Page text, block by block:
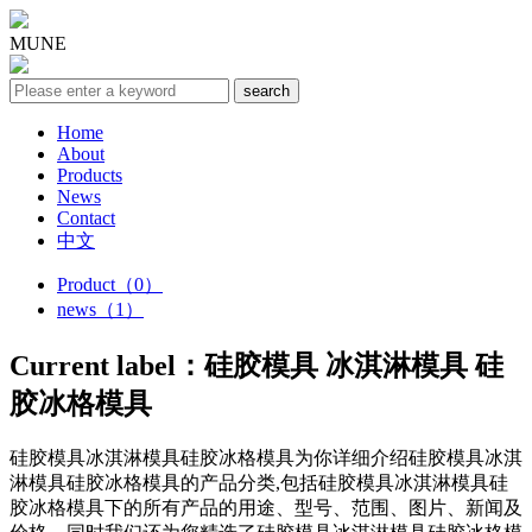
MUNE
Home
About
Products
News
Contact
中文
Product（0）
news（1）
Current label：硅胶模具 冰淇淋模具 硅
胶冰格模具
硅胶模具冰淇淋模具硅胶冰格模具为你详细介绍硅胶模具冰淇
淋模具硅胶冰格模具的产品分类,包括硅胶模具冰淇淋模具硅
胶冰格模具下的所有产品的用途、型号、范围、图片、新闻及